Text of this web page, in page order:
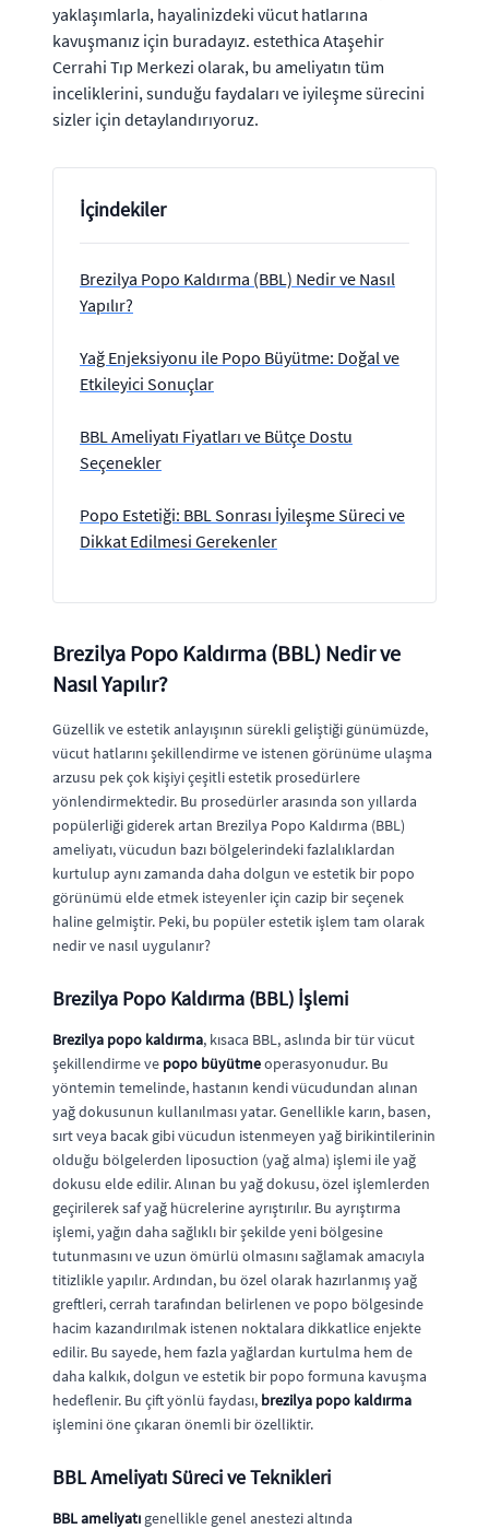
yaklaşımlarla, hayalinizdeki vücut hatlarına
kavuşmanız için buradayız. estethica Ataşehir
Cerrahi Tıp Merkezi olarak, bu ameliyatın tüm
inceliklerini, sunduğu faydaları ve iyileşme sürecini
sizler için detaylandırıyoruz.
İçindekiler
Brezilya Popo Kaldırma (BBL) Nedir ve Nasıl
Yapılır?
Yağ Enjeksiyonu ile Popo Büyütme: Doğal ve
Etkileyici Sonuçlar
BBL Ameliyatı Fiyatları ve Bütçe Dostu
Seçenekler
Popo Estetiği: BBL Sonrası İyileşme Süreci ve
Dikkat Edilmesi Gerekenler
Brezilya Popo Kaldırma (BBL) Nedir ve
Nasıl Yapılır?
Güzellik ve estetik anlayışının sürekli geliştiği günümüzde,
vücut hatlarını şekillendirme ve istenen görünüme ulaşma
arzusu pek çok kişiyi çeşitli estetik prosedürlere
yönlendirmektedir. Bu prosedürler arasında son yıllarda
popülerliği giderek artan Brezilya Popo Kaldırma (BBL)
ameliyatı, vücudun bazı bölgelerindeki fazlalıklardan
kurtulup aynı zamanda daha dolgun ve estetik bir popo
görünümü elde etmek isteyenler için cazip bir seçenek
haline gelmiştir. Peki, bu popüler estetik işlem tam olarak
nedir ve nasıl uygulanır?
Brezilya Popo Kaldırma (BBL) İşlemi
Brezilya popo kaldırma, kısaca BBL, aslında bir tür vücut
şekillendirme ve popo büyütmeoperasyonudur. Bu
yöntemin temelinde, hastanın kendi vücudundan alınan
yağ dokusunun kullanılması yatar. Genellikle karın, basen,
sırt veya bacak gibi vücudun istenmeyen yağ birikintilerinin
olduğu bölgelerden liposuction (yağ alma) işlemi ile yağ
dokusu elde edilir. Alınan bu yağ dokusu, özel işlemlerden
geçirilerek saf yağ hücrelerine ayrıştırılır. Bu ayrıştırma
işlemi, yağın daha sağlıklı bir şekilde yeni bölgesine
tutunmasını ve uzun ömürlü olmasını sağlamak amacıyla
titizlikle yapılır. Ardından, bu özel olarak hazırlanmış yağ
greftleri, cerrah tarafından belirlenen ve popo bölgesinde
hacim kazandırılmak istenen noktalara dikkatlice enjekte
edilir. Bu sayede, hem fazla yağlardan kurtulma hem de
daha kalkık, dolgun ve estetik bir popo formuna kavuşma
hedeflenir. Bu çift yönlü faydası, brezilya popo kaldırma
işlemini öne çıkaran önemli bir özelliktir.
BBL Ameliyatı Süreci ve Teknikleri
BBL ameliyatı genellikle genel anestezi altında